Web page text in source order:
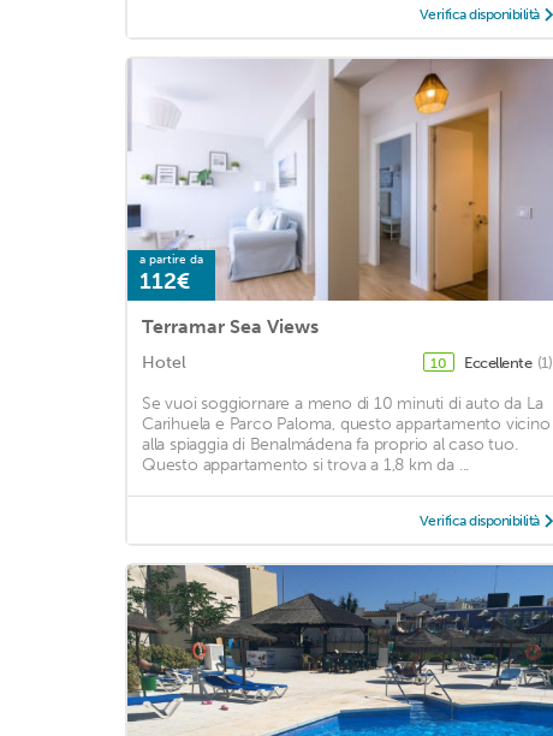
Verifica disponibilità
a partire da
112€
Terramar Sea Views
Hotel 10 Eccellente (1)
Se vuoi soggiornare a meno di 10 minuti di auto da La
Carihuela e Parco Paloma, questo appartamento vicino
alla spiaggia di Benalmádena fa proprio al caso tuo.
Questo appartamento si trova a 1,8 km da ...
Verifica disponibilità